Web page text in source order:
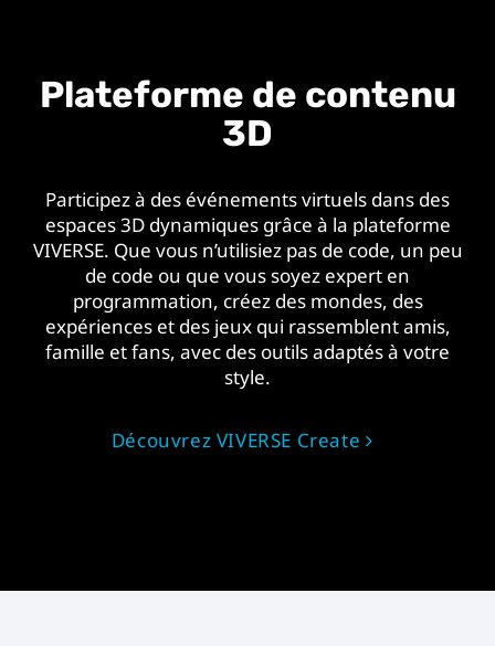
Plateforme de contenu
3D
Participez à des événements virtuels dans des
espaces 3D dynamiques grâce à la plateforme
VIVERSE. Que vous n’utilisiez pas de code, un peu
de code ou que vous soyez expert en
programmation, créez des mondes, des
expériences et des jeux qui rassemblent amis,
famille et fans, avec des outils adaptés à votre
style.
Découvrez VIVERSE Create